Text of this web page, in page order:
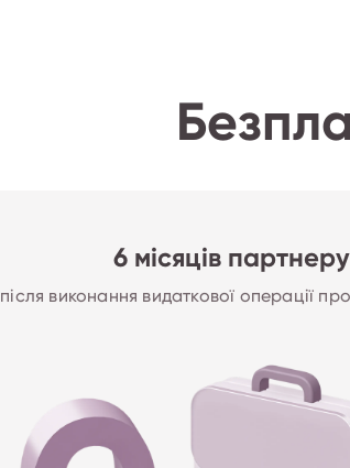
6 місяців партнеру
після виконання видаткової операції